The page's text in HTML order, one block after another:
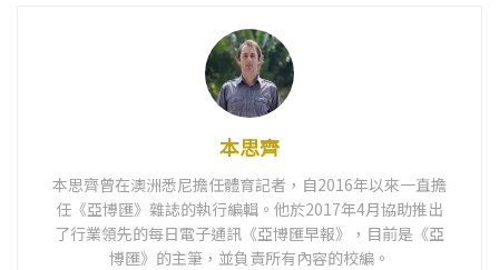
本思齊
本思齊曾在澳洲悉尼擔任體育記者，自2016年以來一直擔
任《亞博匯》雜誌的執行編輯。他於2017年4月協助推出
了行業領先的每日電子通訊《亞博匯早報》，目前是《亞
博匯》的主筆，並負責所有內容的校編。